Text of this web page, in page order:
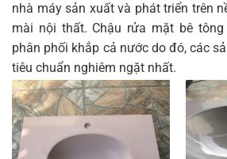
nhà máy sản xuất và phát triển trên
mài nội thất. Chậu rửa mặt bê
phân phối khắp cả nước do đó, các
tiêu chuẩn nghiêm ngặt nhất.